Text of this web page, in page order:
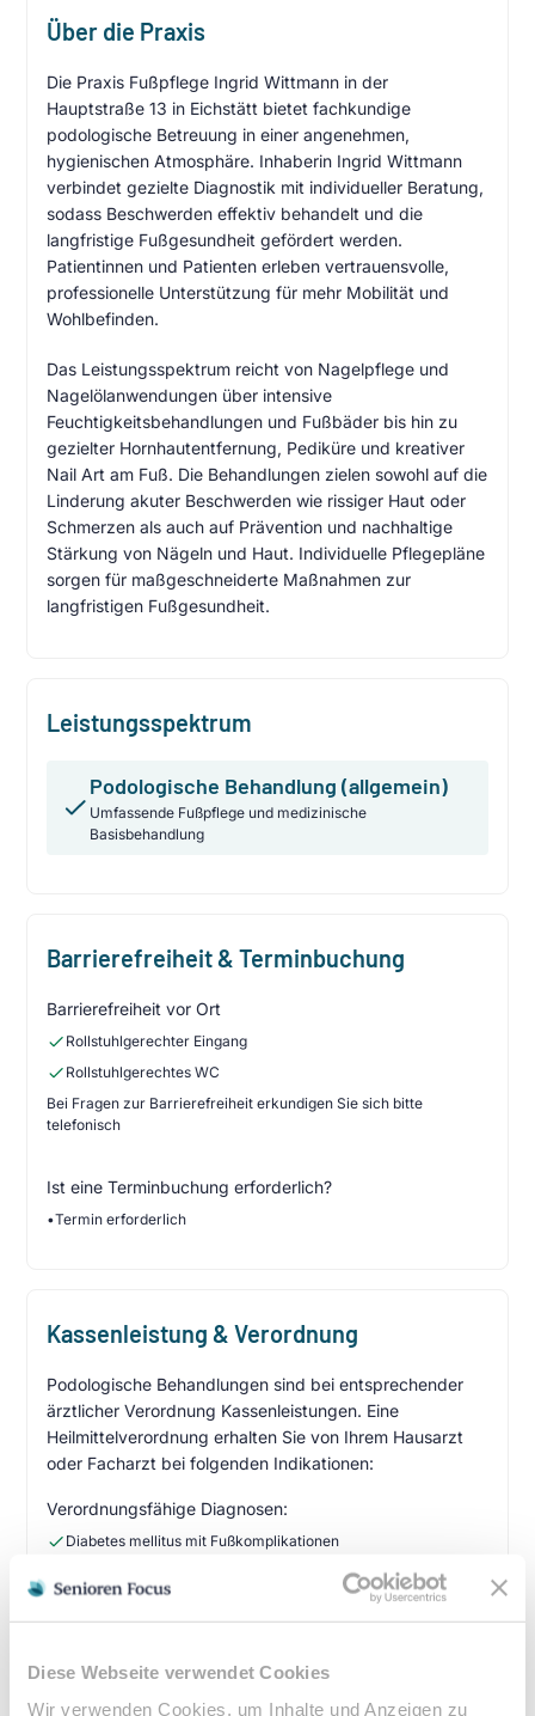
Diese Webseite verwendet Cookies
Wir verwenden Cookies, um Inhalte und Anzeigen zu
Über die Praxis
Die Praxis Fußpflege Ingrid Wittmann in der
Hauptstraße 13 in Eichstätt bietet fachkundige
podologische Betreuung in einer angenehmen,
hygienischen Atmosphäre. Inhaberin Ingrid Wittmann
verbindet gezielte Diagnostik mit individueller Beratung,
sodass Beschwerden effektiv behandelt und die
langfristige Fußgesundheit gefördert werden.
Patientinnen und Patienten erleben vertrauensvolle,
professionelle Unterstützung für mehr Mobilität und
Wohlbefinden.
Das Leistungsspektrum reicht von Nagelpflege und
Nagelölanwendungen über intensive
Feuchtigkeitsbehandlungen und Fußbäder bis hin zu
gezielter Hornhautentfernung, Pediküre und kreativer
Nail Art am Fuß. Die Behandlungen zielen sowohl auf die
Linderung akuter Beschwerden wie rissiger Haut oder
Schmerzen als auch auf Prävention und nachhaltige
Stärkung von Nägeln und Haut. Individuelle Pflegepläne
sorgen für maßgeschneiderte Maßnahmen zur
langfristigen Fußgesundheit.
Leistungsspektrum
Podologische Behandlung (allgemein)
Umfassende Fußpflege und medizinische
Basisbehandlung
Barrierefreiheit & Terminbuchung
Barrierefreiheit vor Ort
Rollstuhlgerechter Eingang
Rollstuhlgerechtes WC
Bei Fragen zur Barrierefreiheit erkundigen Sie sich bitte
telefonisch
Ist eine Terminbuchung erforderlich?
•Termin erforderlich
Kassenleistung & Verordnung
Podologische Behandlungen sind bei entsprechender
ärztlicher Verordnung Kassenleistungen. Eine
Heilmittelverordnung erhalten Sie von Ihrem Hausarzt
oder Facharzt bei folgenden Indikationen:
Verordnungsfähige Diagnosen:
Diabetes mellitus mit Fußkomplikationen